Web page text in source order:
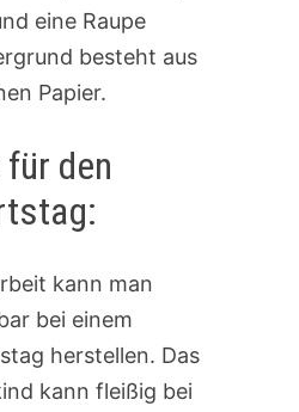
eine Raupe
besteht aus
Papier.
den
kann man
bei einem
herstellen. Das
kann fleißig bei